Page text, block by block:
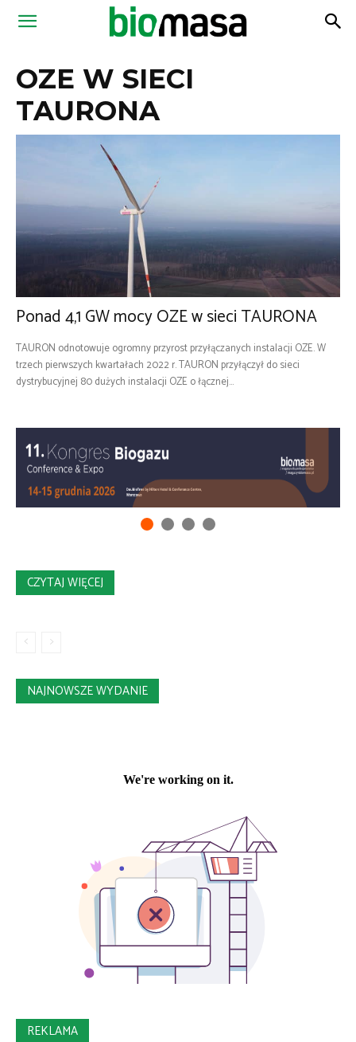
Magazyn
OZE W SIECI
TAURONA
Ponad 4,1 GW mocy OZE w sieci TAURONA
TAURON odnotowuje ogromny przyrost przyłączanych instalacji OZE. W
trzech pierwszych kwartałach 2022 r. TAURON przyłączył do sieci
dystrybucyjnej 80 dużych instalacji OZE o łącznej...
CZYTAJ WIĘCEJ
NAJNOWSZE WYDANIE
REKLAMA